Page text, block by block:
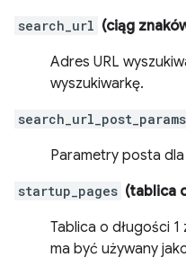
search_url (ciąg
Adres URL
wyszukiwarkę.
search_url_post_params
Parametry posta
startup_pages (tablica
Tablica o długości
ma być używany